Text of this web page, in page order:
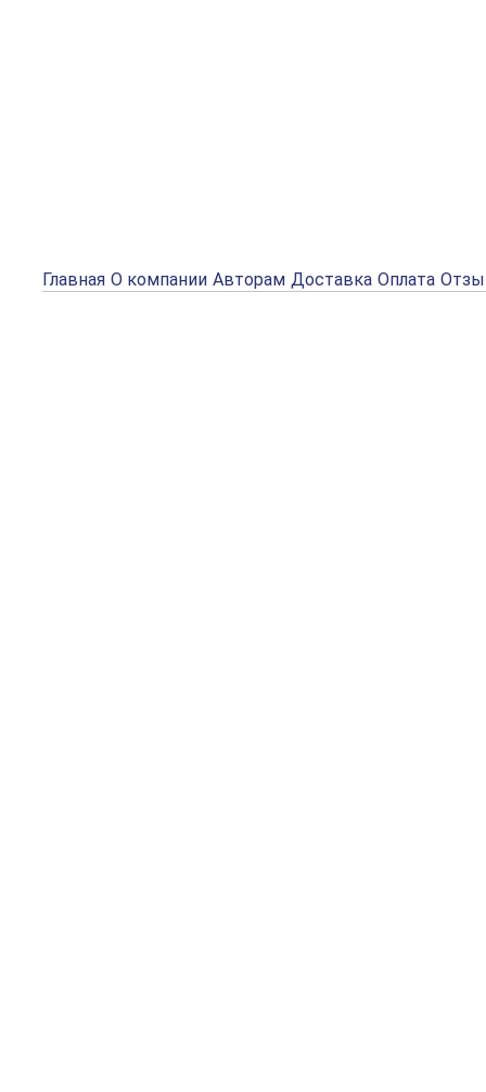
Главная О компании Авторам Доставка Оплата